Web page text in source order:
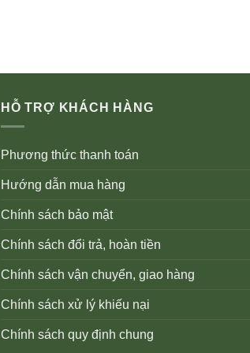
HỖ TRỢ KHÁCH HÀNG
Phương thức thanh toán
Hướng dẫn mua hàng
Chính sách bảo mật
Chính sách đổi trả, hoàn tiền
Chính sách vận chuyển, giao hàng
Chính sách xử lý khiếu nại
Chính sách quy định chung